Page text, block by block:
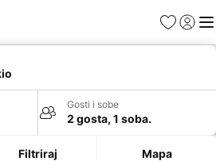
FavoritiPrijavi
Gosti i sobe
2 gosta, 1 soba.
Filtriraj Mapa